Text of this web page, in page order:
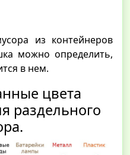
из контейнеров
можно определить,
в нем.
цвета
раздельного